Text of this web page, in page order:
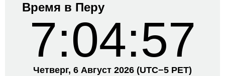
Время в Перу
7:04:57
Четверг, 6 Август 2026 (UTC−5 PET)